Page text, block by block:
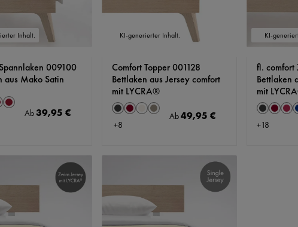
Inhalt.
009100
aus Mako Satin
CassisRegulärer Preis:
Ab39,95 €
KI-generierter Inhalt.
Comfort Topper 001128
Bettlaken aus Jersey comfort
mit LYCRA®
Farbeauswählen
Anthrazit
Bordeaux
NaturSteingrau
+8
Regulärer Preis:
Ab49,95 €
KI-
fl. comfort
Bettlaken
mit
Farbe
Anthrazit
+18